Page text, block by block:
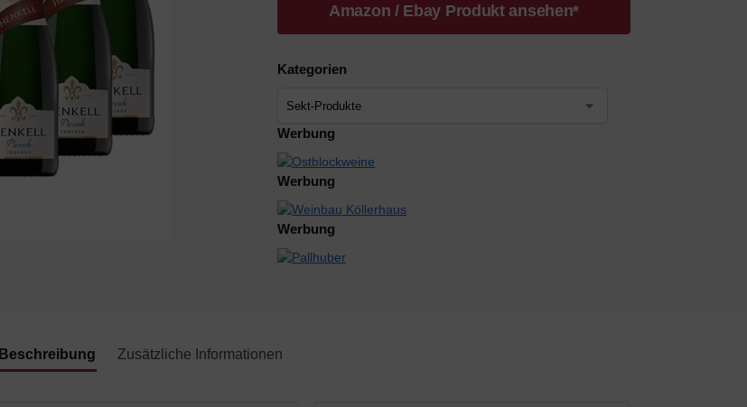
Amazon / Ebay Produkt ansehen*
Kategorien
Werbung
Werbung
Werbung
Beschreibung Zusätzliche Informationen